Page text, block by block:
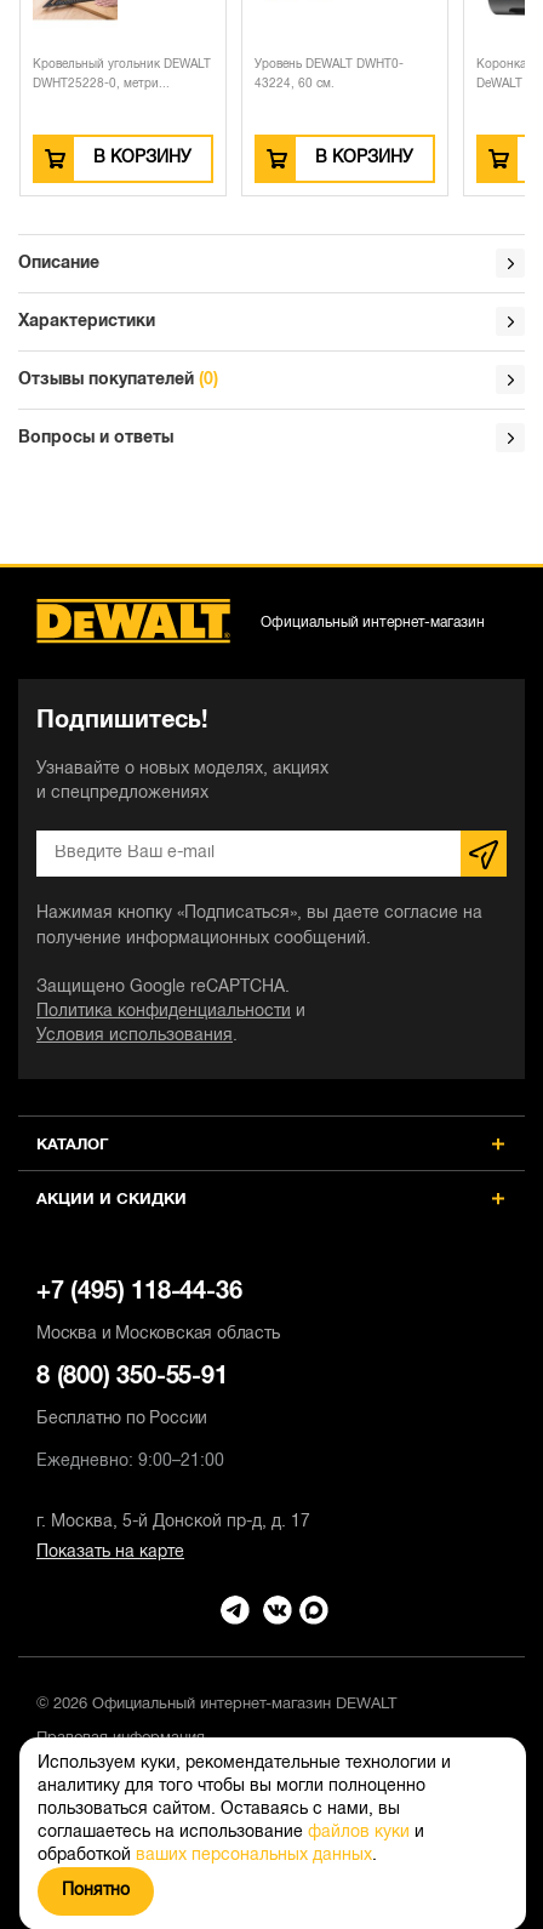
Используем куки, рекомендательные технологии и
аналитику для того чтобы вы могли полноценно
пользоваться сайтом. Оставаясь с нами, вы
соглашаетесь на использование файлов куки и
обработкой ваших персональных данных.
Понятно
Кровельный угольник DEWALT
DWHT25228-0, метри...
В КОРЗИНУ
Уровень DEWALT DWHT0-
43224, 60 см.
В КОРЗИНУ
Коронка
DeWALT
Описание
Характеристики
Отзывы покупателей (0)
Вопросы и ответы
КАТАЛОГ
АКЦИИ И СКИДКИ
Подпишитесь!
Узнавайте о новых моделях, акциях
и спецпредложениях
Нажимая кнопку «Подписаться», вы даете согласие на
получение информационных сообщений.
Защищено Google reCAPTCHA.
Политика конфиденциальности
и
Условия использования .
Официальный интернет-магазин
+7 (495) 118-44-36
Москва и Московская область
8 (800) 350-55-91
Бесплатно по России
Ежедневно: 9:00–21:00
г. Москва, 5-й Донской пр-д, д. 17
Показать на карте
© 2026 Официальный интернет-магазин DEWALT
Правовая информация
Положение об обработке и защите персональных данных